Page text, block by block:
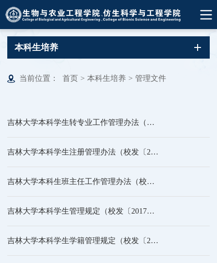
本科生培养
当前位置： 首页 > 本科生培养 > 管理文件
吉林大学本科学生转专业工作管理办法（校发〔2024〕201号）
吉林大学本科学生注册管理办法（校发〔2019〕257号）
吉林大学本科生班主任工作管理办法（校发[2023]338号）
吉林大学本科学生管理规定（校发〔2017〕266号）
吉林大学本科学生学籍管理规定（校发〔2017〕221号）